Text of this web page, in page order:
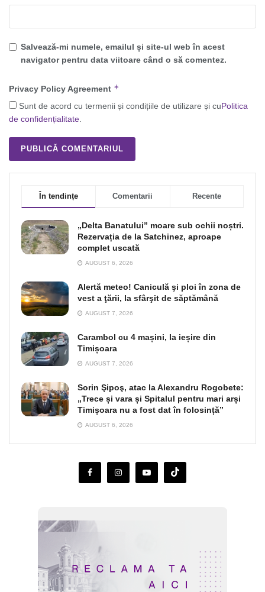
Salvează-mi numele, emailul și site-ul web în acest
navigator pentru data viitoare când o să comentez.
Privacy Policy Agreement *
Sunt de acord cu termenii și condițiile de utilizare și cuPolitica
de confidențialitate.
În tendințe Comentarii Recente
„Delta Banatului” moare sub ochii noștri.
Rezervația de la Satchinez, aproape
complet uscată
AUGUST 6, 2026
Alertă meteo! Caniculă şi ploi în zona de
vest a ţării, la sfârşit de săptămână
AUGUST 7, 2026
Carambol cu 4 mașini, la ieșire din
Timișoara
AUGUST 7, 2026
Sorin Şipoş, atac la Alexandru Rogobete:
„Trece și vara și Spitalul pentru mari arși
Timișoara nu a fost dat în folosință”
AUGUST 6, 2026